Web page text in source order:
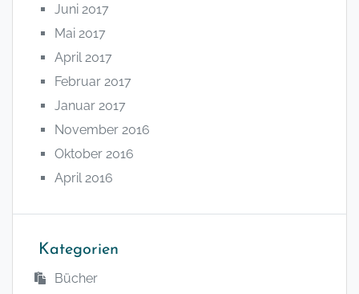
Juni 2017
Mai 2017
April 2017
Februar 2017
Januar 2017
November 2016
Oktober 2016
April 2016
Kategorien
Bücher